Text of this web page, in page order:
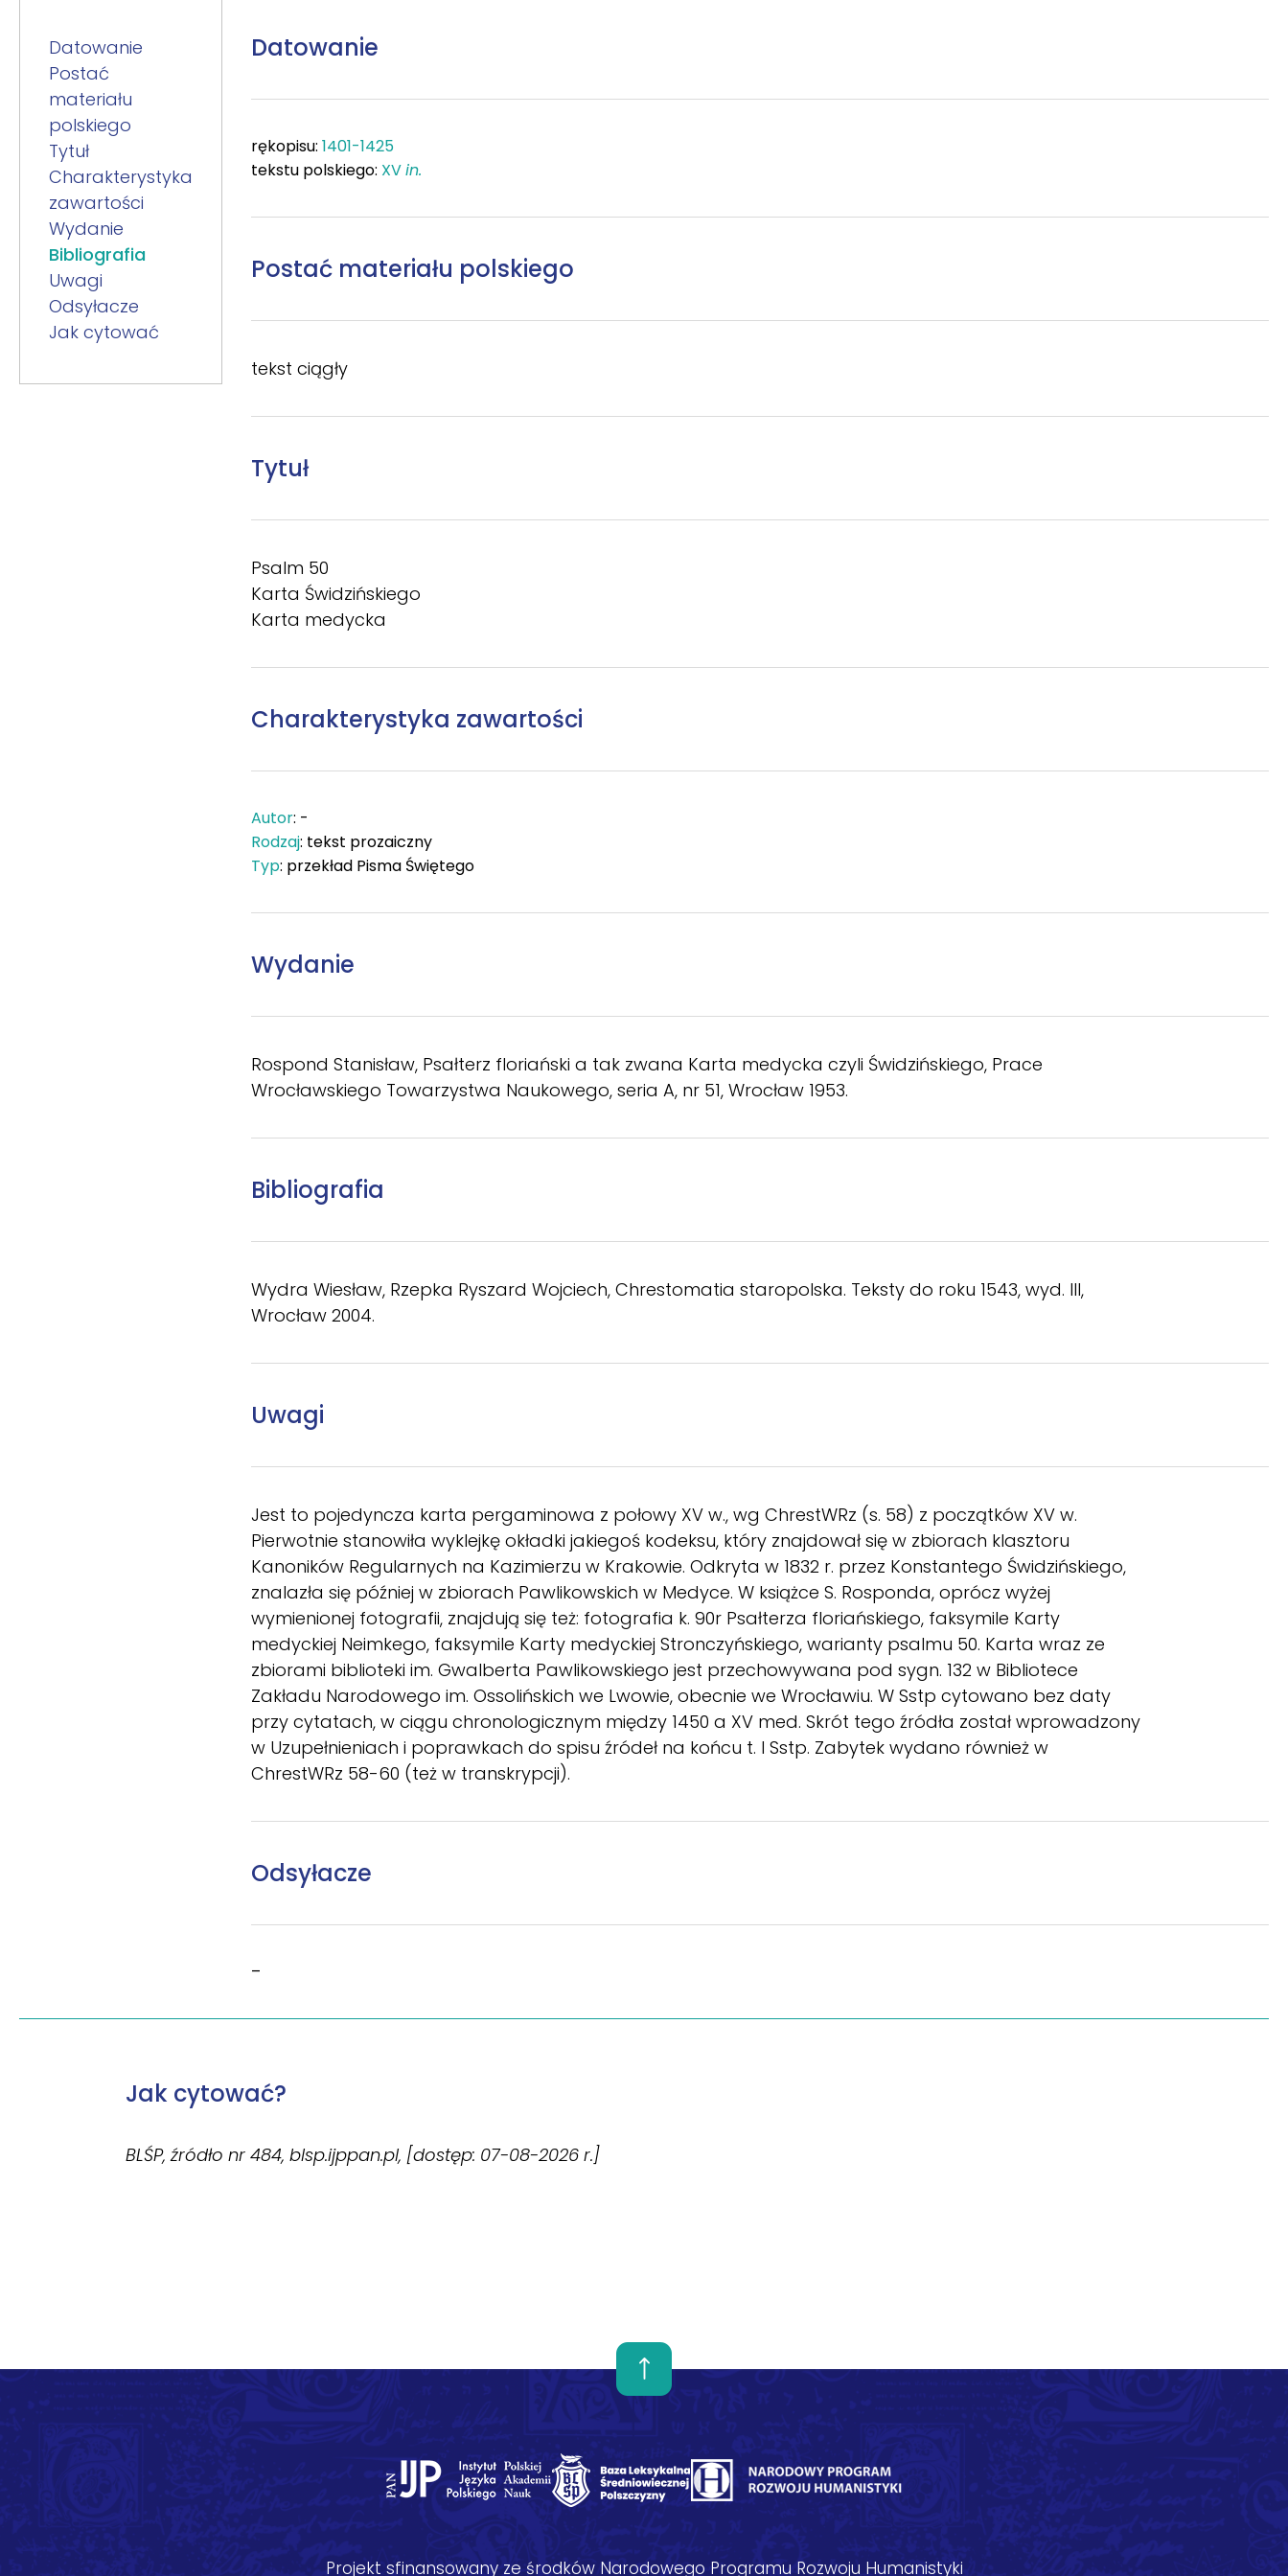
Datowanie
Postać
materiału
polskiego
Tytuł
Charakterystyka
zawartości
Wydanie
Bibliografia
Uwagi
Odsyłacze
Jak cytować
Datowanie
rękopisu: 1401-1425
tekstu polskiego: XVin.
Postać materiału polskiego
tekst ciągły
Tytuł
Psalm 50
Karta Świdzińskiego
Karta medycka
Charakterystyka zawartości
Autor: -
Rodzaj: tekst prozaiczny
Typ: przekład Pisma Świętego
Wydanie
Rospond Stanisław, Psałterz floriański a tak zwana Karta medycka czyli Świdzińskiego, Prace
Wrocławskiego Towarzystwa Naukowego, seria A, nr 51, Wrocław 1953.
Bibliografia
Wydra Wiesław, Rzepka Ryszard Wojciech, Chrestomatia staropolska. Teksty do roku 1543, wyd. III,
Wrocław 2004.
Uwagi
Jest to pojedyncza karta pergaminowa z połowy XV w., wg ChrestWRz (s. 58) z początków XV w.
Pierwotnie stanowiła wyklejkę okładki jakiegoś kodeksu, który znajdował się w zbiorach klasztoru
Kanoników Regularnych na Kazimierzu w Krakowie. Odkryta w 1832 r. przez Konstantego Świdzińskiego,
znalazła się później w zbiorach Pawlikowskich w Medyce. W książce S. Rosponda, oprócz wyżej
wymienionej fotografii, znajdują się też: fotografia k. 90r Psałterza floriańskiego, faksymile Karty
medyckiej Neimkego, faksymile Karty medyckiej Stronczyńskiego, warianty psalmu 50. Karta wraz ze
zbiorami biblioteki im. Gwalberta Pawlikowskiego jest przechowywana pod sygn. 132 w Bibliotece
Zakładu Narodowego im. Ossolińskich we Lwowie, obecnie we Wrocławiu. W Sstp cytowano bez daty
przy cytatach, w ciągu chronologicznym między 1450 a XV med. Skrót tego źródła został wprowadzony
w Uzupełnieniach i poprawkach do spisu źródeł na końcu t. I Sstp. Zabytek wydano również w
ChrestWRz 58-60 (też w transkrypcji).
Odsyłacze
–
Jak cytować?
BLŚP, źródło nr 484, blsp.ijppan.pl, [dostęp: 07-08-2026 r.]
Projekt sfinansowany ze środków Narodowego Programu Rozwoju Humanistyki